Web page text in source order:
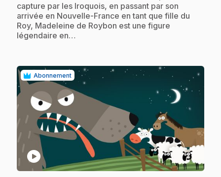
capture par les Iroquois, en passant par son
arrivée en Nouvelle-France en tant que fille du
Roy, Madeleine de Roybon est une figure
légendaire en…
Abonnement
play_circle